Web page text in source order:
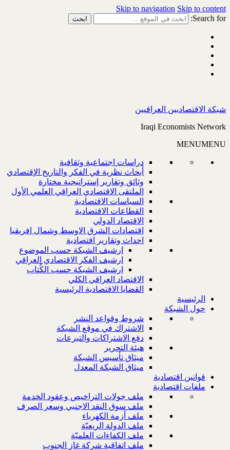
Skip to navigation Skip to content
Search for:
شبكة الاقتصاديين العراقيين
Iraqi Economists Network
MENUMENU
دراسات اجتماعية وثقافية
أبحاث نظرية في الفكر والتاريخ الإقتصادي
وثائق وتقارير إستراتيجية مختارة
الملتقى الاقتصادي العراقي العلمي الأول
السياسات الاقتصادية
القطاعات الاقتصادية
الاقتصاد الدولي
اقتصادات الشرق الاوسط وشمال افريقيا
احداث وتقارير اقتصادية
ارشيف الشبكة حسب الموضوع
ارشيف الفكر الاقتصادي العراقي
ارشيف الشبكة حسب الكُتاب
الاقتصاد العراقي الكلي
القضايا الاقتصادية الرئيسية
الرئيسية
حول الشبكة
شروط وقواعد النشر
الاشتراك في موقع الشبكة
دفع الاشتراكات والتبرعات
هيئة التحرير
ميثاق تأسيس الشبكة
ميثاق الشبكة المعدل
قوانين اقتصادية
ملفات اقتصادية
ملف جولات التراخيص وعقود الخدمة
ملف سوق النقد الاجنبي وسعر الصرف
ملف أزمة الكهرباء
ملف الدولة الريعيّة
ملف الكفاءات العلميّة
ملف اتفاقية شركة غاز الجنوب